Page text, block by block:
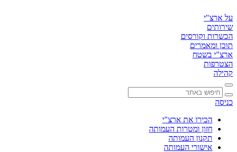
לתוכן
על ארצ"י
שירותים
הכשרות וקורסים
תוכן ומאמרים
ארצ"י בשטח
הצטרפות
קהילה
כניסה
הכירו את ארצ"י
חזון ומטרות העמותה
תקנון העמותה
אישורי העמותה